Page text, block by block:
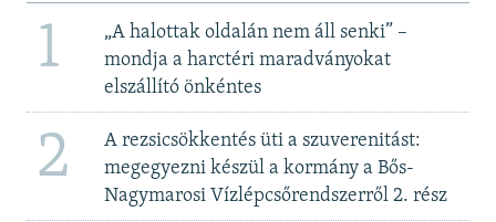
1
„A halottak oldalán nem áll senki” –
mondja a harctéri maradványokat
elszállító önkéntes
2
A rezsicsökkentés üti a szuverenitást:
megegyezni készül a kormány a Bős-
Nagymarosi Vízlépcsőrendszerről 2. rész